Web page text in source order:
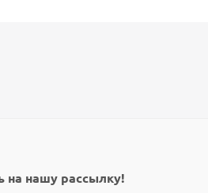
на нашу рассылку!